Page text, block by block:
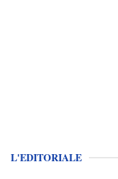
L'EDITORIALE